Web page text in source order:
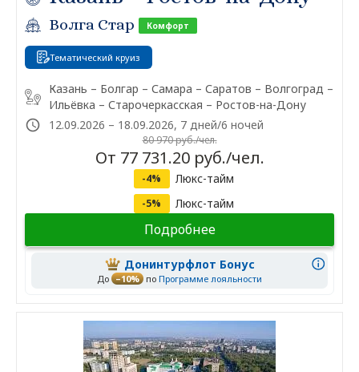
Волга Стар Комфорт
Тематический круиз
Казань – Болгар – Самара – Саратов – Волгоград –
Ильёвка – Старочеркасская – Ростов-на-Дону
12.09.2026 – 18.09.2026, 7 дней/6 ночей
80 970 руб./чел.
От 77 731.20 руб./чел.
-4% Люкс-тайм
-5% Люкс-тайм
Подробнее
Донинтурфлот Бонус
До –10% по Программе лояльности